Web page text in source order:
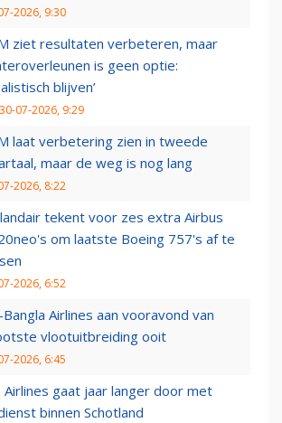
2026, 9:30
ziet resultaten verbeteren, maar
is geen optie:
blijven’
30-07-2026, 9:29
laat verbetering zien in tweede
maar de weg is nog lang
2026, 8:22
tekent voor zes extra Airbus
om laatste Boeing 757's af te
2026, 6:52
Bangla Airlines aan vooravond van
vlootuitbreiding ooit
2026, 6:45
Airlines gaat jaar langer door met
binnen Schotland